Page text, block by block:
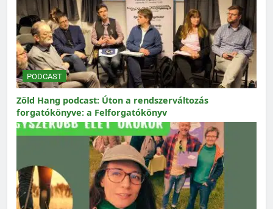
PODCAST
Zöld Hang podcast: Úton a rendszerváltozás
forgatókönyve: a Felforgatókönyv